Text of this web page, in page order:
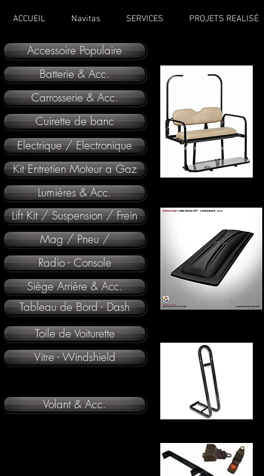
ACCUEIL Navitas SERVICES PROJETS REALISÉ
Accessoire Populaire
Batterie & Acc.
Carrosserie & Acc.
Cuirette de banc
Electrique / Electronique
Kit Entretien Moteur a Gaz
Lumières & Acc.
Lift Kit / Suspension / Frein
Mag / Pneu /
Radio - Console
Siège Arrière & Acc.
Tableau de Bord - Dash
Toile de Voiturette
Vitre - Windshield
Volant & Acc.